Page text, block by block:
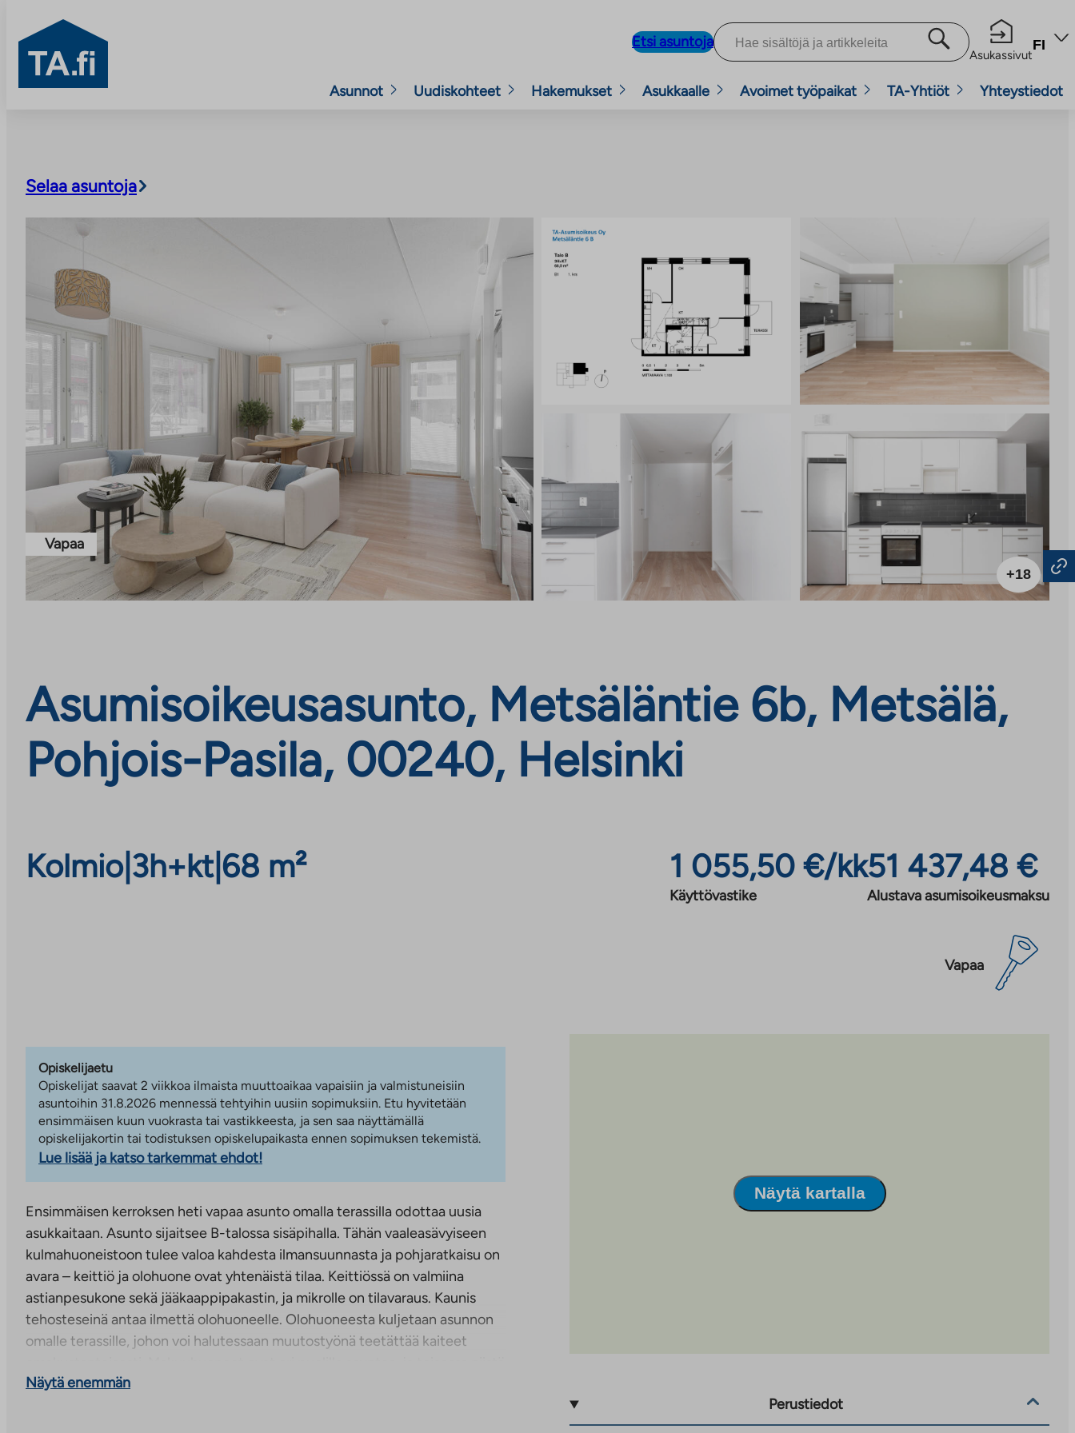
TA.fi
Etsi asuntoja
Asukassivut
FI
Asunnot Uudiskohteet Hakemukset Asukkaalle Avoimet työpaikat TA-Yhtiöt Yhteystiedot
Selaa asuntoja
Vapaa
+18
Asumisoikeusasunto, Metsäläntie 6b, Metsälä,
Pohjois-Pasila, 00240, Helsinki
Kolmio| 3h+kt| 68 m² 1 055,50 €/kk
Käyttövastike
51 437,48 €
Alustava asumisoikeusmaksu
Vapaa
Opiskelijaetu
Opiskelijat saavat 2 viikkoa ilmaista muuttoaikaa vapaisiin ja valmistuneisiin
asuntoihin 31.8.2026 mennessä tehtyihin uusiin sopimuksiin. Etu hyvitetään
ensimmäisen kuun vuokrasta tai vastikkeesta, ja sen saa näyttämällä
opiskelijakortin tai todistuksen opiskelupaikasta ennen sopimuksen tekemistä.
Lue lisää ja katso tarkemmat ehdot!
Ensimmäisen kerroksen heti vapaa asunto omalla terassilla odottaa uusia
asukkaitaan. Asunto sijaitsee B-talossa sisäpihalla. Tähän vaaleasävyiseen
kulmahuoneistoon tulee valoa kahdesta ilmansuunnasta ja pohjaratkaisu on
avara – keittiö ja olohuone ovat yhtenäistä tilaa. Keittiössä on valmiina
astianpesukone sekä jääkaappipakastin, ja mikrolle on tilavaraus. Kaunis
tehosteseinä antaa ilmettä olohuoneelle. Olohuoneesta kuljetaan asunnon
omalle terassille, johon voi halutessaan muutostyönä teetättää kaiteet
on lisämukavuutena vaatehuone. Asunnon asuinhuoneissa on vaaleat
Näytä enemmän
Näytä kartalla
Perustiedot